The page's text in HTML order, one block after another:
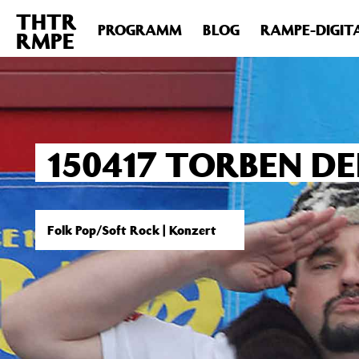
Deprecated : Die Funktion post_permalink ist seit Version
includes/functions.phpon line6031
THTR
RMPE PROGRAMM BLOG RAMPE-
150417 TORBEN
Folk Pop/Soft Rock | Konzert